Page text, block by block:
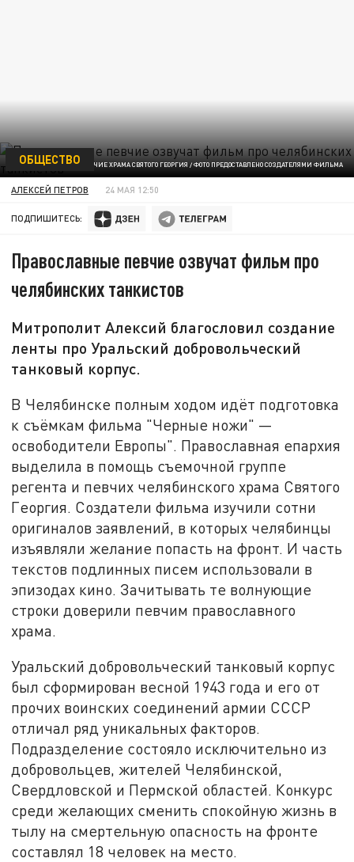
ПЕВЧИЕ ХРАМА СВЯТОГО ГЕОРГИЯ / ФОТО ПРЕДОСТАВЛЕНО СОЗДАТЕЛЯМИ ФИЛЬМА
ОБЩЕСТВО
АЛЕКСЕЙ ПЕТРОВ 24 МАЯ 12:50
ПОДПИШИТЕСЬ:
Православные певчие озвучат фильм про
челябинских танкистов
Митрополит Алексий благословил создание
ленты про Уральский добровольческий
танковый корпус.
В Челябинске полным ходом идёт подготовка
к съёмкам фильма "Черные ножи" —
освободители Европы". Православная епархия
выделила в помощь съемочной группе
регента и певчих челябинского храма Святого
Георгия. Создатели фильма изучили сотни
оригиналов заявлений, в которых челябинцы
изъявляли желание попасть на фронт. И часть
текстов подлинных писем использовали в
эпизодах кино. Зачитывать те волнующие
строки доверили певчим православного
храма.
Уральский добровольческий танковый корпус
был сформирован весной 1943 года и его от
прочих воинских соединений армии СССР
отличал ряд уникальных факторов.
Подразделение состояло исключительно из
добровольцев, жителей Челябинской,
Свердловской и Пермской областей. Конкурс
среди желающих сменить спокойную жизнь в
тылу на смертельную опасность на фронте
составлял 18 человек на место.